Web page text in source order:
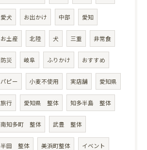
愛犬 お出かけ 中部 愛知
お土産 北陸 犬 三重 非常食
防災 岐阜 ふりかけ おすすめ
パピー 小麦不使用 実店舗 愛知県
旅行 愛知県 整体 知多半島 整体
南知多町 整体 武豊 整体
半田 整体 美浜町整体 イベント